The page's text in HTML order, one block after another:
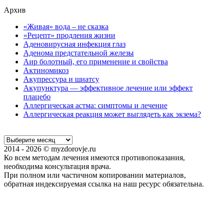
Архив
«Живая» вода – не сказка
«Рецепт» продления жизни
Аденовирусная инфекция глаз
Аденома предстательной железы
Аир болотный, его применение и свойства
Актиномикоз
Акупрессура и шиатсу
Акупунктура — эффективное лечение или эффект
плацебо
Аллергическая астма: симптомы и лечение
Аллергическая реакция может выглядеть как экзема?
2014 - 2026 © myzdorovje.ru
Ко всем методам лечения имеются противопоказания,
необходима консультация врача.
При полном или частичном копировании материалов,
обратная индексируемая ссылка на наш ресурс обязательна.